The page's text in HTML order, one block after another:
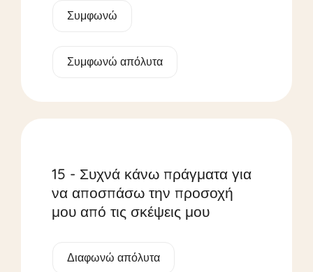
Συμφωνώ
Συμφωνώ απόλυτα
15 - Συχνά κάνω πράγματα για
να αποσπάσω την προσοχή
μου από τις σκέψεις μου
Διαφωνώ απόλυτα